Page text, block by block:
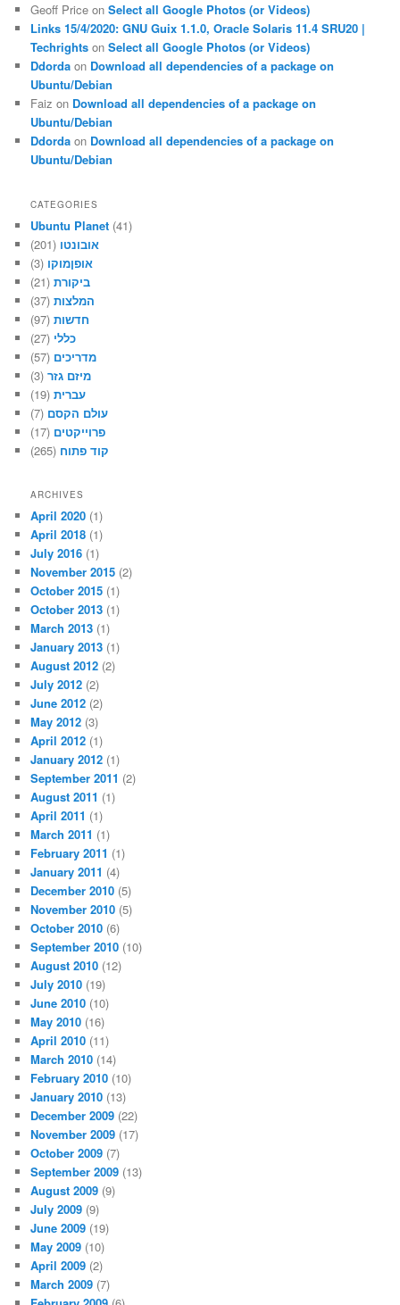
Geoff Price onSelect all Google Photos (or Videos)
Links 15/4/2020: GNU Guix 1.1.0, Oracle Solaris 11.4 SRU20 |
Techrights onSelect all Google Photos (or Videos)
Ddorda on Download all dependencies of a package on
Ubuntu/Debian
Faiz on Download all dependencies of a package on
Ubuntu/Debian
Ddorda on Download all dependencies of a package on
Ubuntu/Debian
CATEGORIES
Ubuntu Planet (41)
אובונטו (201)
אופןמוקו (3)
ביקורת(21)
המלצות(37)
חדשות(97)
כללי (27)
מדריכים (57)
מיזם גזר(3)
עברית(19)
עולם הקסם (7)
פרוייקטים (17)
קוד פתוח (265)
ARCHIVES
April 2020 (1)
April 2018 (1)
July 2016 (1)
November 2015 (2)
October 2015 (1)
October 2013 (1)
March 2013 (1)
January 2013 (1)
August 2012 (2)
July 2012 (2)
June 2012 (2)
May 2012 (3)
April 2012 (1)
January 2012 (1)
September 2011 (2)
August 2011 (1)
April 2011 (1)
March 2011 (1)
February 2011 (1)
January 2011 (4)
December 2010 (5)
November 2010 (5)
October 2010 (6)
September 2010 (10)
August 2010 (12)
July 2010 (19)
June 2010 (10)
May 2010 (16)
April 2010 (11)
March 2010 (14)
February 2010 (10)
January 2010 (13)
December 2009 (22)
November 2009 (17)
October 2009 (7)
September 2009 (13)
August 2009 (9)
July 2009 (9)
June 2009 (19)
May 2009 (10)
April 2009 (2)
March 2009 (7)